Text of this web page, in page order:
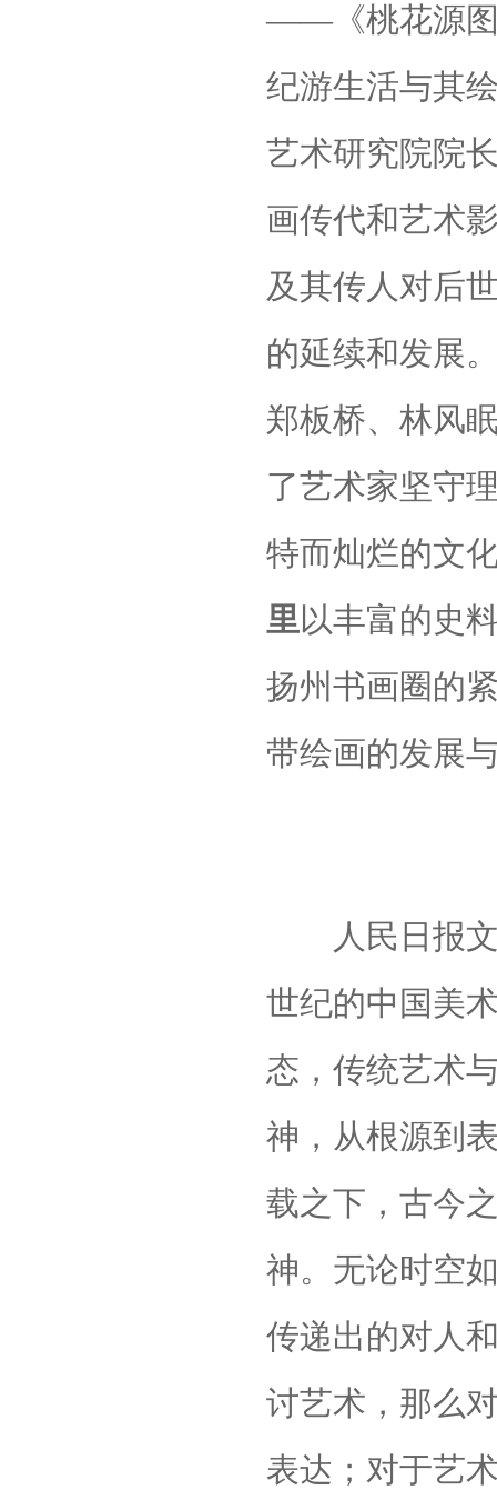
——《桃花源图
纪游生活与其
艺术研究院院
画传代和艺术
及其传人对后
的延续和发展
郑板桥、林风
了艺术家坚守
特而灿烂的文
里以丰富的史
扬州书画圈的
带绘画的发展
人民日报文
世纪的中国美
态，传统艺术
神，从根源到
载之下，古今
神。无论时空
传递出的对人
讨艺术，那么
表达；对于艺